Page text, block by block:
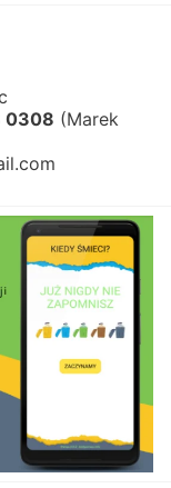
0308 (Marek